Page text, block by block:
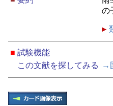
の
■ 試験機能
この文献を探してみる
→